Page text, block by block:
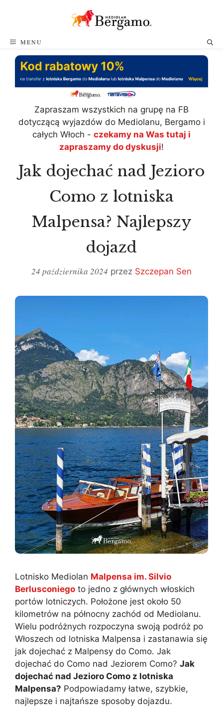
MENU
Zapraszam wszystkich na grupę na FB
dotyczącą wyjazdów do Mediolanu, Bergamo i
całych Włoch - czekamy na Was tutaj i
zapraszamy do dyskusji!
Jak dojechać nad Jezioro
Como z lotniska
Malpensa? Najlepszy
dojazd
24 października 2024 przez Szczepan Sen
Lotnisko Mediolan Malpensa im. Silvio
Berlusconiego to jedno z głównych włoskich
portów lotniczych. Położone jest około 50
kilometrów na północny zachód od Mediolanu.
Wielu podróżnych rozpoczyna swoją podróż po
Włoszech od lotniska Malpensa i zastanawia się
jak dojechać z Malpensy do Como. Jak
dojechać do Como nad Jeziorem Como? Jak
dojechać nad Jezioro Como z lotniska
Malpensa? Podpowiadamy łatwe, szybkie,
najlepsze i najtańsze sposoby dojazdu.